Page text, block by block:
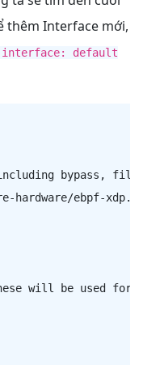
thêm Interface mới,
interface: default
bypass,
hardware/ebpf-
will be used for